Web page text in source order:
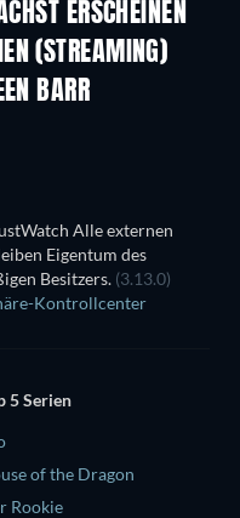
ERSCHEINEN
Serie
(STREAMING)
Staffel 1
BARR
Serie
Alle externen
Eigentum des
Besitzers. (3.13.0)
Kontrollcenter
5 Serien
of the Dragon
Rookie